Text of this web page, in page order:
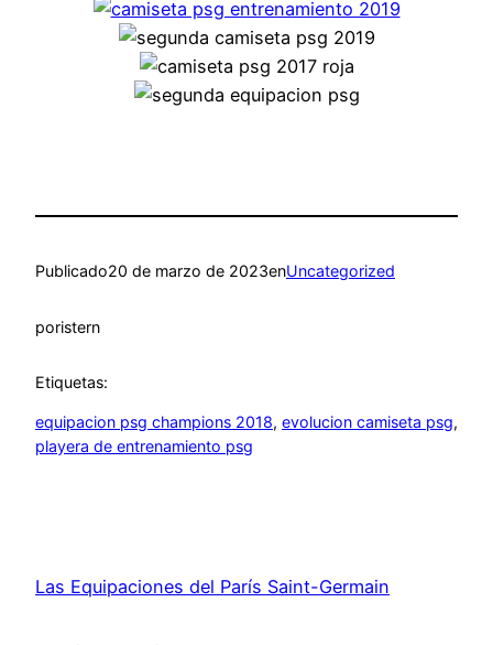
Publicado20 de marzo de 2023enUncategorized
poristern
Etiquetas:
equipacion psg champions 2018, evolucion camiseta psg
playera de entrenamiento psg
Las Equipaciones del París Saint-Germain